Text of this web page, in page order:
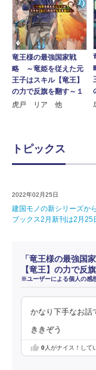
竜王様の最強国家戦
略 ～竜姫を従えた元
王子はスキル【竜王】
の力で反旗を翻す～１
虎戸 リア 他
トピックス
2022年02月25日
建国モノの新シリーズか
ブックス2月新刊は2月25
「竜王様の最強国
【竜王】の力で反
※ユーザーによる個人の感
かなり下手なお
ききぞう
0人がナイス！して